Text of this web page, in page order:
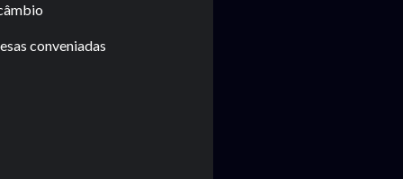
conveniadas